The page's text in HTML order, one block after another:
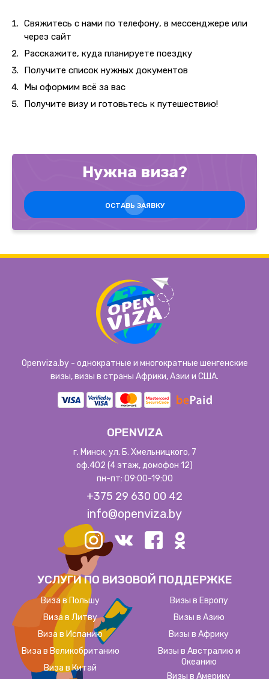
Свяжитесь с нами по телефону, в мессенджере или
через сайт
Расскажите, куда планируете поездку
Получите список нужных документов
Мы оформим всё за вас
Получите визу и готовьтесь к путешествию!
Нужна виза?
ОСТАВЬ ЗАЯВКУ
Openviza.by - однократные и многократные шенгенские
визы, визы в страны Африки, Азии и США.
OPENVIZA
г. Минск, ул. Б. Хмельницкого, 7
оф.402 (4 этаж, домофон 12)
пн-пт: 09:00-19:00
+375 29 630 00 42
info@openviza.by
УСЛУГИ ПО ВИЗОВОЙ ПОДДЕРЖКЕ
Виза в Польшу
Виза в Литву
Виза в Испанию
Виза в Великобританию
Виза в Китай
Визы в Европу
Визы в Азию
Визы в Африку
Визы в Австралию и
Океанию
Визы в Америку